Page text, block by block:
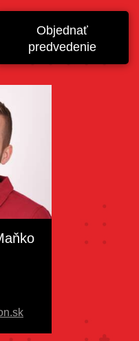
Objednať
predvedenie